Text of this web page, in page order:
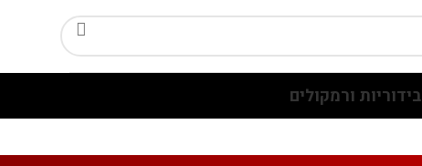
בידוריות ורמקולים